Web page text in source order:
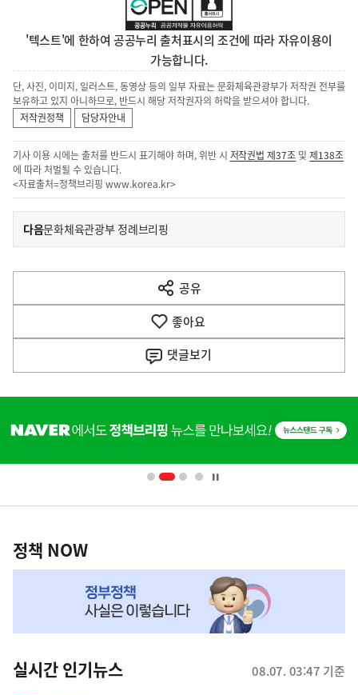
'텍스트'에 한하여 공공누리 출처표시의 조건에 따라 자유이용이
가능합니다.
단, 사진, 이미지, 일러스트, 동영상 등의 일부 자료는 문화체육관광부가 저작권 전부를
보유하고 있지 아니하므로, 반드시 해당 저작권자의 허락을 받으셔야 합니다.
저작권정책
담당자안내
기사 이용 시에는 출처를 반드시 표기해야 하며, 위반 시 저작권법 제37조 및제138조
에 따라 처벌될 수 있습니다.
<자료출처=정책브리핑 www.korea.kr>
이
전
다
음
다음기
문화체육관광부 정례브리핑
공유
열
기
좋아요
댓글보기
단
영
책
NOW,
뉴
정책 NOW
실시간 인기뉴스 08.07. 03:47 기준